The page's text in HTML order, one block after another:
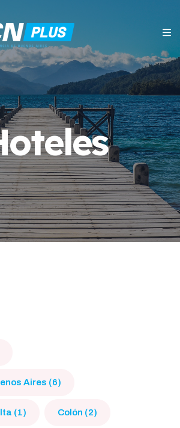
Aires (6)
(1) Colón (2)